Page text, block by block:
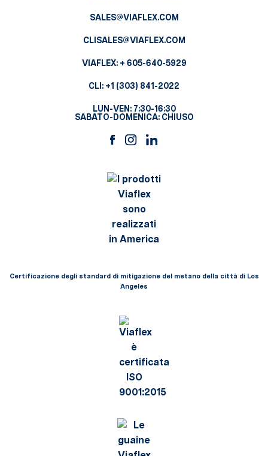
SALES@VIAFLEX.COM
CLISALES@VIAFLEX.COM
VIAFLEX: + 605-640-5929
CLI: +1 (303) 841-2022
LUN-VEN: 7:30-16:30
SABATO-DOMENICA: CHIUSO
Certificazione degli standard di mitigazione del metano della città di Los
Angeles